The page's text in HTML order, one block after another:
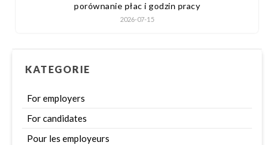
porównanie płac i godzin pracy
2026-07-15
KATEGORIE
For employers
For candidates
Pour les employeurs